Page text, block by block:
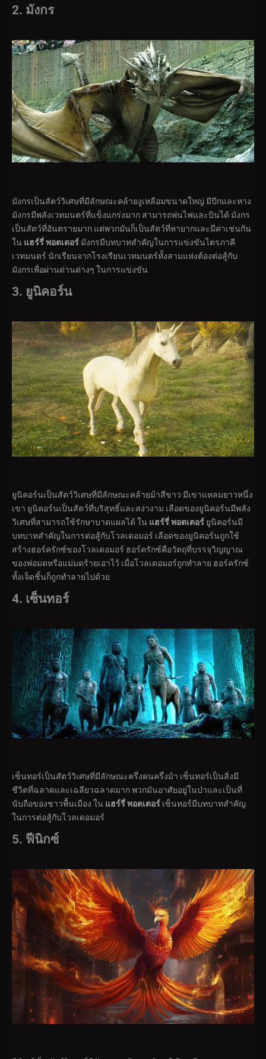
2. มังกร
มังกรเป็นสัตว์วิเศษที่มีลักษณะคล้ายงูเหลือมขนาดใหญ่ มีปีกและหาง
มังกรมีพลังเวทมนตร์ที่แข็งแกร่งมาก สามารถพ่นไฟและบินได้ มังกร
เป็นสัตว์ที่อันตรายมาก แต่พวกมันก็เป็นสัตว์ที่หายากและมีค่าเช่นกัน
ใน แฮร์รี่ พอตเตอร์ มังกรมีบทบาทสำคัญในการแข่งขันไตรภาคี
เวทมนตร์ นักเรียนจากโรงเรียนเวทมนตร์ทั้งสามแห่งต้องต่อสู้กับ
มังกรเพื่อผ่านด่านต่างๆ ในการแข่งขัน
3. ยูนิคอร์น
ยูนิคอร์นเป็นสัตว์วิเศษที่มีลักษณะคล้ายม้าสีขาว มีเขาแหลมยาวหนึ่ง
เขา ยูนิคอร์นเป็นสัตว์ที่บริสุทธิ์และสง่างาม เลือดของยูนิคอร์นมีพลัง
วิเศษที่สามารถใช้รักษาบาดแผลได้ ใน แฮร์รี่ พอตเตอร์ ยูนิคอร์นมี
บทบาทสำคัญในการต่อสู้กับโวลเดอมอร์ เลือดของยูนิคอร์นถูกใช้
สร้างฮอร์ครักซ์ของโวลเดอมอร์ ฮอร์ครักซ์คือวัตถุที่บรรจุวิญญาณ
ของพ่อมดหรือแม่มดร้ายเอาไว้ เมื่อโวลเดอมอร์ถูกทำลาย ฮอร์ครักซ์
ทั้งเจ็ดชิ้นก็ถูกทำลายไปด้วย
4. เซ็นทอร์
เซ็นทอร์เป็นสัตว์วิเศษที่มีลักษณะครึ่งคนครึ่งม้า เซ็นทอร์เป็นสิ่งมี
ชีวิตที่ฉลาดและเฉลียวฉลาดมาก พวกมันอาศัยอยู่ในป่าและเป็นที่
นับถือของชาวพื้นเมือง ใน แฮร์รี่ พอตเตอร์ เซ็นทอร์มีบทบาทสำคัญ
ในการต่อสู้กับโวลเดอมอร์
5. ฟีนิกซ์